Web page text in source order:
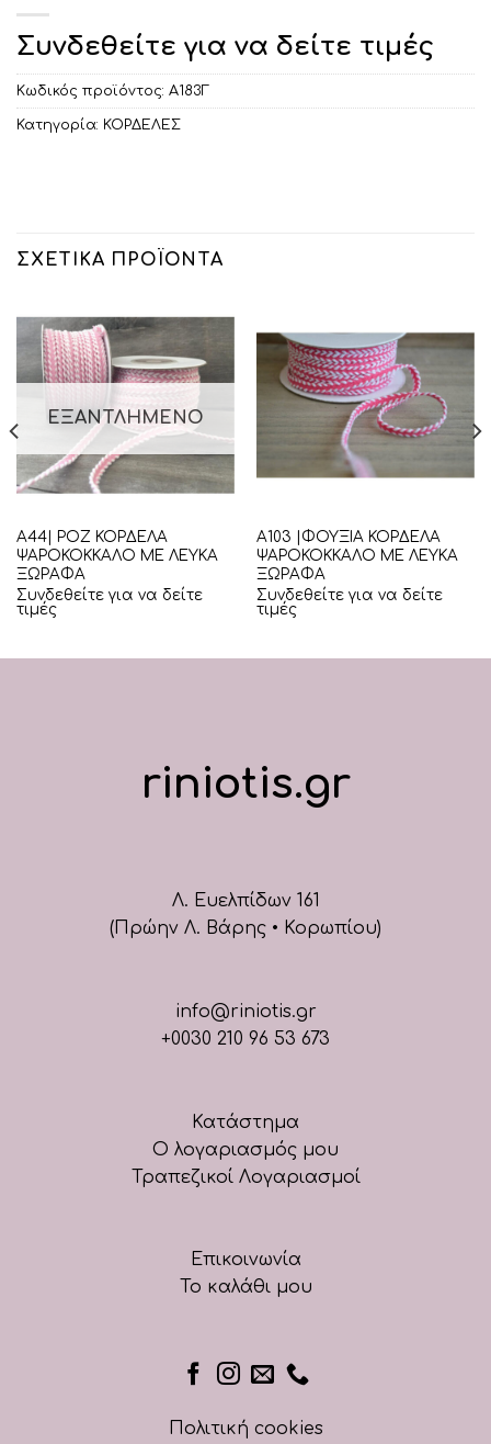
Συνδεθείτε για να δείτε τιμές
Κωδικός προϊόντος: Α183Γ
Κατηγορία: ΚΟΡΔΕΛΕΣ
ΣΧΕΤΙΚΆ ΠΡΟΪΌΝΤΑ
ΕΞΑΝΤΛΗΜΈΝΟ
Α44| ΡΟΖ ΚΟΡΔΕΛΑ
ΨΑΡΟΚΟΚΚΑΛΟ ΜΕ ΛΕΥΚΑ
ΞΩΡΑΦΑ
Συνδεθείτε για να δείτε
τιμές
Α103 |ΦΟΥΞΙΑ ΚΟΡΔΕΛΑ
ΨΑΡΟΚΟΚΚΑΛΟ ΜΕ ΛΕΥΚΑ
ΞΩΡΑΦΑ
Συνδεθείτε για να δείτε
τιμές
riniotis.gr
Λ. Ευελπίδων 161
(Πρώην Λ. Βάρης • Κορωπίου)
info@riniotis.gr
+0030 210 96 53 673
Κατάστημα
Ο λογαριασμός μου
Τραπεζικοί Λογαριασμοί
Επικοινωνία
Το καλάθι μου
Πολιτική cookies